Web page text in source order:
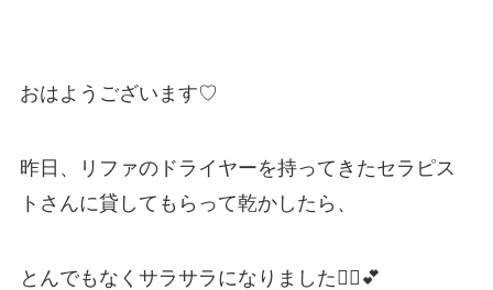
おはようございます♡
昨日、リファのドライヤーを持ってきたセラピス
トさんに貸してもらって乾かしたら、
とんでもなくサラサラになりました💇‍♀️💕